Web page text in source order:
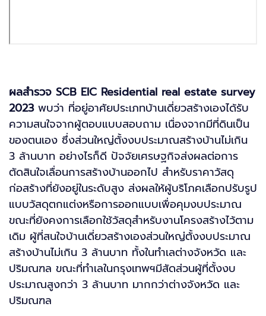
ผลสำรวจ SCB EIC Residential real estate survey
2023พบว่า ที่อยู่อาศัยประเภทบ้านเดี่ยวสร้างเองได้รับ
ความสนใจจากผู้ตอบแบบสอบถาม เนื่องจากมีที่ดินเป็น
ของตนเอง ซึ่งส่วนใหญ่ตั้งงบประมาณสร้างบ้านไม่เกิน
3 ล้านบาท อย่างไรก็ดี ปัจจัยเศรษฐกิจส่งผลต่อการ
ตัดสินใจเลื่อนการสร้างบ้านออกไป สำหรับราคาวัสดุ
ก่อสร้างที่ยังอยู่ในระดับสูง ส่งผลให้ผู้บริโภคเลือกปรับรูป
แบบวัสดุตกแต่งหรือการออกแบบเพื่อคุมงบประมาณ
ขณะที่ยังคงการเลือกใช้วัสดุสำหรับงานโครงสร้างไว้ตาม
เดิม ผู้ที่สนใจบ้านเดี่ยวสร้างเองส่วนใหญ่ตั้งงบประมาณ
สร้างบ้านไม่เกิน 3 ล้านบาท ทั้งในทำเลต่างจังหวัด และ
ปริมณฑล ขณะที่ทำเลในกรุงเทพฯมีสัดส่วนผู้ที่ตั้งงบ
ประมาณสูงกว่า 3 ล้านบาท มากกว่าต่างจังหวัด และ
ปริมณฑล